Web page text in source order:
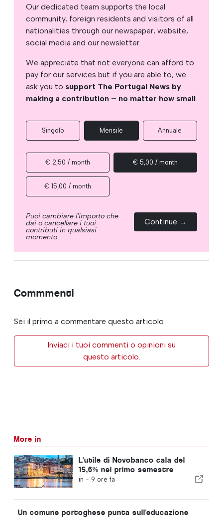
Our dedicated team supports the local
community, foreign residents and visitors of all
nationalities through our newspaper, website,
social media and our newsletter.
We appreciate that not everyone can afford to
pay for our services but if you are able to, we
ask you to support The Portugal News by
making a contribution – no matter how small.
Singolo Mensile Annuale
€ 2,50 / month € 5,00 / month
€ 15,00 / month
Puoi cambiare l'importo che
dai o cancellare i tuoi
contributi in qualsiasi
momento.
Continue →
Commmenti
Sei il primo a commentare questo articolo
Inviaci i tuoi commenti o opinioni su
questo articolo.
More in
L'utile di Novobanco cala del
15,6% nel primo semestre
in - 9 ore fa
Un comune portoghese punta sull'educazione